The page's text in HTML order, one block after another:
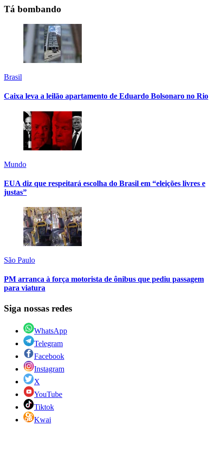
Tá bombando
Brasil
Caixa leva a leilão apartamento de Eduardo Bolsonaro no Rio
Mundo
EUA diz que respeitará escolha do Brasil em “eleições livres e
justas”
São Paulo
PM arranca à força motorista de ônibus que pediu passagem
para viatura
Siga nossas redes
WhatsApp
Telegram
Facebook
Instagram
X
YouTube
Tiktok
Kwai